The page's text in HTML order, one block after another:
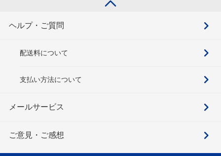
ヘルプ・ご質問
配送料について
支払い方法について
メールサービス
ご意見・ご感想